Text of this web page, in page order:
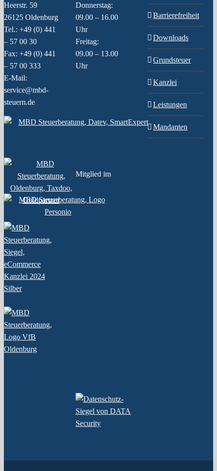
Heerstr. 59
26125 Oldenburg
Tel.: +49 (0) 441
– 57 00 30
Fax: +49 (0) 441
– 57 00 333
E-Mail:
service@mbd-
steuern.de
Donnerstag:
09.00 – 16.00
Uhr
Freitag:
09.00 – 13.00
Uhr
Barrierefreiheit
Downloads
Grundsteuer
Kanzlei
Leistungen
Mandanten
Mitglied im